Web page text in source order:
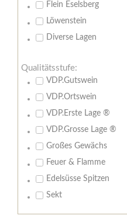
Flein Eselsberg
Löwenstein
Diverse Lagen
Qualitätsstufe:
VDP.Gutswein
VDP.Ortswein
VDP.Erste Lage ®
VDP.Grosse Lage ®
Großes Gewächs
Feuer & Flamme
Edelsüsse Spitzen
Sekt